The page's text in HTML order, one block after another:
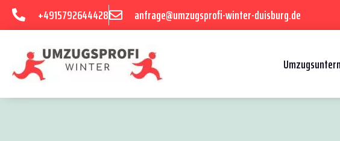
+4915792644428 anfrage@umzugsprofi-winter-duisburg.de